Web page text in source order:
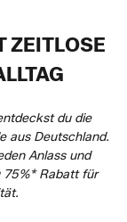
ZEITLOSE
du die
aus Deutschland.
Anlass und
75%* Rabatt für